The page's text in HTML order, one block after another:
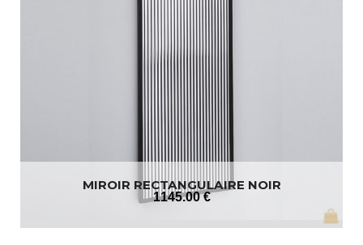
MIROIR RECTANGULAIRE NOIR
1145.00 €